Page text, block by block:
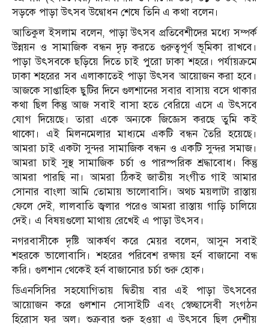
সড়কে পাড়া উৎসব উদ্বোধন শেষে তিনি এ কথা বলেন।
আতিকুল ইসলাম বলেন, পাড়া উৎসব প্রতিবেশীদের মধ্যে সম্পর্ক
উন্নয়ন ও সামাজিক বন্ধন দৃঢ় করতে গুরুত্বপূর্ণ ভূমিকা রাখবে।
পাড়া উৎসবকে ছড়িয়ে দিতে চাই পুরো ঢাকা শহরে। পর্যায়ক্রমে
ঢাকা শহরের সব এলাকাতেই পাড়া উৎসব আয়োজন করা হবে।
আজকে সাপ্তাহিক ছুটির দিনে গুলশানের সবার বাসায় বসে থাকার
কথা ছিল কিন্তু আজ সবাই বাসা হতে বেরিয়ে এসে এ উৎসবে
যোগ দিয়েছে। তারা একে অন্যকে জিজ্ঞেস করছে তুমি কই
থাকো। এই মিলনমেলার মাধ্যমে একটি বন্ধন তৈরি হয়েছে।
আমরা চাই একটা সুন্দর সামাজিক বন্ধন ও একটি সুন্দর সমাজ।
আমরা চাই সুস্থ সামাজিক চর্চা ও পারস্পরিক শ্রদ্ধাবোধ। কিন্তু
আমরা পারছি না। আমরা ঠিকই জাতীয় সংগীত গাই আমার
সোনার বাংলা আমি তোমায় ভালোবাসি। অথচ ময়লাটা রাস্তায়
ফেলে দেই, লালবাতি জ্বলার পরেও আমরা রাস্তায় গাড়ি চালিয়ে
দেই। এ বিষয়গুলো মাথায় রেখেই এ পাড়া উৎসব।
নগরবাসীকে দৃষ্টি আকর্ষণ করে মেয়র বলেন, আসুন সবাই
শহরকে ভালোবাসি। শহরের পরিবেশ রক্ষায় হর্ন বাজানো বন্ধ
করি। গুলশান থেকেই হর্ন বাজানোর চর্চা শুরু হোক।
ডিএনসিসির সহযোগিতায় দ্বিতীয় বার এই পাড়া উৎসবের
আয়োজন করে গুলশান সোসাইটি এবং স্বেচ্ছাসেবী সংগঠন
হিরোস ফর অল। শুক্রবার শুরু হওয়া এ উৎসবে ছিল দেশীয়